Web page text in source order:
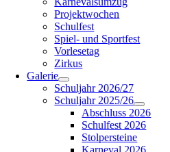
Projektwochen
Schulfest
Spiel- und Sportfest
Vorlesetag
Zirkus
Galerie
Schuljahr 2026/27
Schuljahr 2025/26
Abschluss 2026
Schulfest 2026
Stolpersteine
Karneval 2026